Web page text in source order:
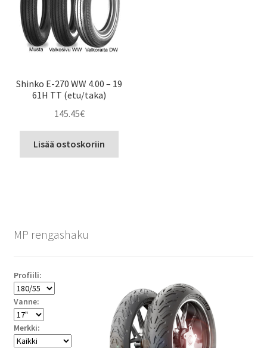
Shinko E-270 WW 4.00 – 19
61H TT (etu/taka)
145.45€
Lisää ostoskoriin
MP rengashaku
Profiili:
Vanne:
Merkki: